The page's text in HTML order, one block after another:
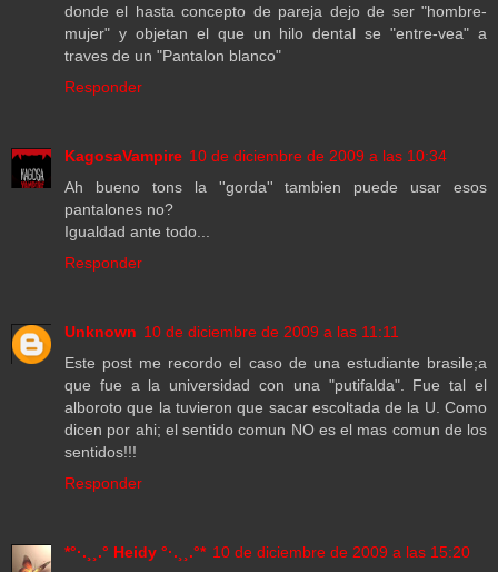
donde el hasta concepto de pareja dejo de ser "hombre-
mujer" y objetan el que un hilo dental se "entre-vea" a
traves de un "Pantalon blanco"
Responder
KagosaVampire 10 de diciembre de 2009 a las 10:34
Ah bueno tons la ''gorda'' tambien puede usar esos
pantalones no?
Igualdad ante todo...
Responder
Unknown 10 de diciembre de 2009 a las 11:11
Este post me recordo el caso de una estudiante brasile;a
que fue a la universidad con una "putifalda". Fue tal el
alboroto que la tuvieron que sacar escoltada de la U. Como
dicen por ahi; el sentido comun NO es el mas comun de los
sentidos!!!
Responder
*°·.¸¸.° Heidy °·.¸¸.°* 10 de diciembre de 2009 a las 15:20